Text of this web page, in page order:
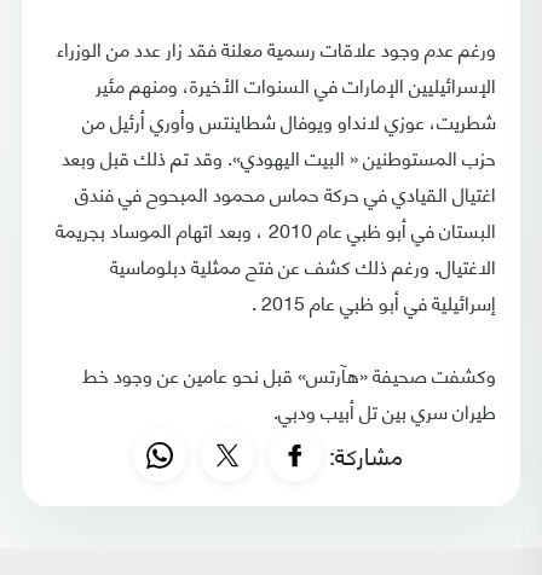
ورغم عدم وجود علاقات رسمية معلنة فقد زار عدد من الوزراء
الإسرائيليين الإمارات في السنوات الأخيرة، ومنهم مئير
شطريت، عوزي لانداو ويوفال شطاينتس وأوري أرئيل من
حزب المستوطنين « البيت اليهودي». وقد تم ذلك قبل وبعد
اغتيال القيادي في حركة حماس محمود المبحوح في فندق
البستان في أبو ظبي عام 2010 ، وبعد اتهام الموساد بجريمة
الاغتيال. ورغم ذلك كشف عن فتح ممثلية دبلوماسية
إسرائيلية في أبو ظبي عام 2015 .
وكشفت صحيفة «هآرتس» قبل نحو عامين عن وجود خط
طيران سري بين تل أبيب ودبي.
مشاركة: